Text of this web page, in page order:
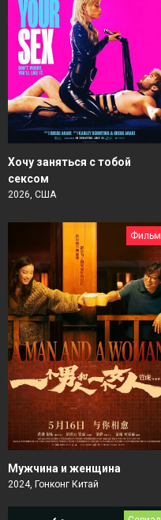
Хочу заняться с тобой
сексом
2026, США
Фильм
Мужчина и женщина
2024, Гонконг Китай